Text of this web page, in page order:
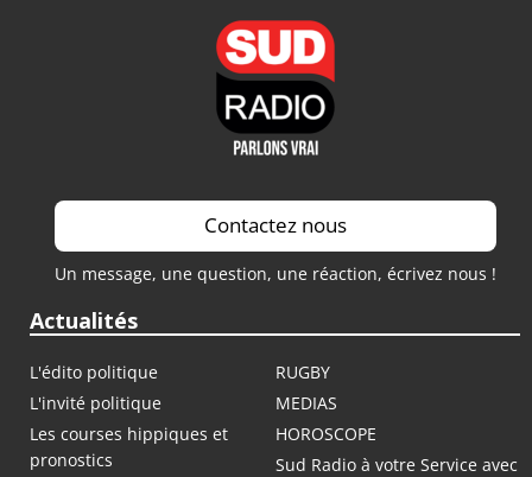
Contactez nous
Un message, une question, une réaction, écrivez nous !
Actualités
L'édito politique
RUGBY
L'invité politique
MEDIAS
Les courses hippiques et
pronostics
HOROSCOPE
Sud Radio à votre Service avec